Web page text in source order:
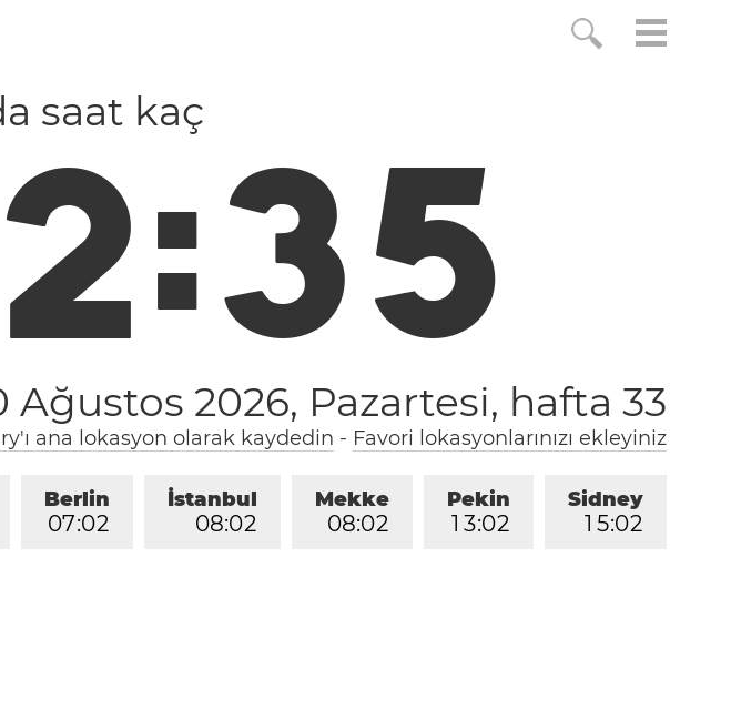
saat kaç
2:36
Ağustos 2026, Pazartesi, hafta 33
ana lokasyon olarak kaydedin - Favori lokasyonlarınızı ekleyiniz
Sidney
1 5:02
Pekin
1 3:02
Mekke
08:02
İstanbul
08:02
Berlin
07:02